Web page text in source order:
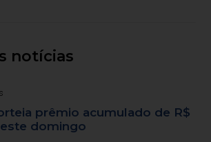
notícias
prêmio acumulado de R$
domingo